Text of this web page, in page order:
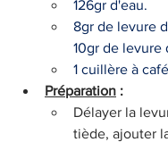
126gr d'eau.
8gr de levure
10gr de levure
1 cuillère à
Préparation :
Délayer la
tiède, ajouter